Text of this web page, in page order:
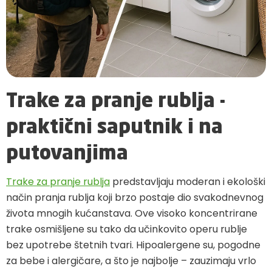
Trake za pranje rublja -
praktični saputnik i na
putovanjima
Trake za pranje rublja predstavljaju moderan i ekološki
način pranja rublja koji brzo postaje dio svakodnevnog
života mnogih kućanstava. Ove visoko koncentrirane
trake osmišljene su tako da učinkovito operu rublje
bez upotrebe štetnih tvari. Hipoalergene su, pogodne
za bebe i alergičare, a što je najbolje – zauzimaju vrlo